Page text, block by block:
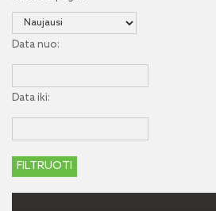
Data nuo:
Data iki: